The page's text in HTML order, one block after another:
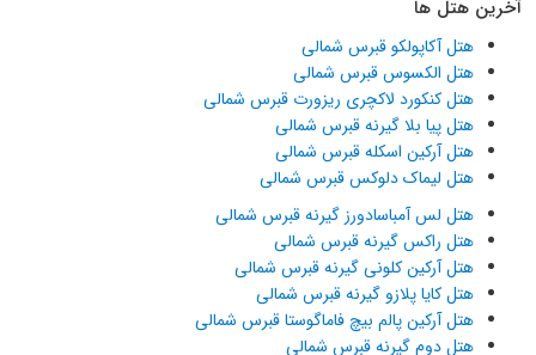
آخرین هتل ها
هتل آکاپولکو قبرس شمالی
هتل الکسوس قبرس شمالی
هتل کنکورد لاکچری ریزورت قبرس شمالی
هتل پیا بلا گیرنه قبرس شمالی
هتل آرکین اسکله قبرس شمالی
هتل لیماک دلوکس قبرس شمالی
هتل لس آمباسادورز گیرنه قبرس شمالی
هتل راکس گیرنه قبرس شمالی
هتل آرکین کلونی گیرنه قبرس شمالی
هتل کایا پلازو گیرنه قبرس شمالی
هتل آرکین پالم بیچ فاماگوستا قبرس شمالی
هتل دوم گیرنه قبرس شمالی